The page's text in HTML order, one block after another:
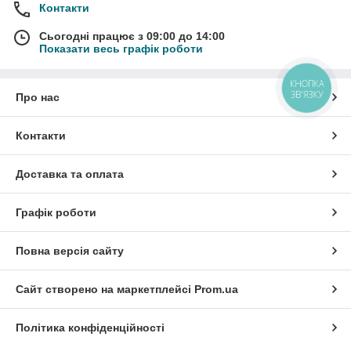
Контакти
Сьогодні працює з 09:00 до 14:00
Показати весь графік роботи
Про нас
Контакти
Доставка та оплата
Графік роботи
Повна версія сайту
Сайт створено на маркетплейсі Prom.ua
Політика конфіденційності
КНОПКА
ЗВ'ЯЗКУ